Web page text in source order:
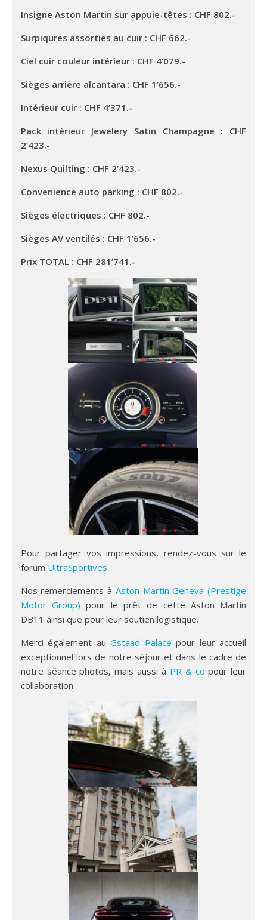
Insigne Aston Martin sur appuie-têtes : CHF 802.-
Surpiqures assorties au cuir : CHF 662.-
Ciel cuir couleur intérieur : CHF 4’079.-
Sièges arrière alcantara : CHF 1’656.-
Intérieur cuir : CHF 4’371.-
Pack intérieur Jewelery Satin Champagne : CHF
2’423.-
Nexus Quilting : CHF 2’423.-
Convenience auto parking : CHF 802.-
Sièges électriques : CHF 802.-
Sièges AV ventilés : CHF 1’656.-
Prix TOTAL : CHF 281’741.-
Pour partager vos impressions, rendez-vous sur le
forum UltraSportives.
Nos remerciements à Aston Martin Geneva (Prestige
Motor Group) pour le prêt de cette Aston Martin
DB11 ainsi que pour leur soutien logistique.
Merci également auGstaad Palace pour leur accueil
exceptionnel lors de notre séjour et dans le cadre de
notre séance photos, mais aussi à PR & co pour leur
collaboration.